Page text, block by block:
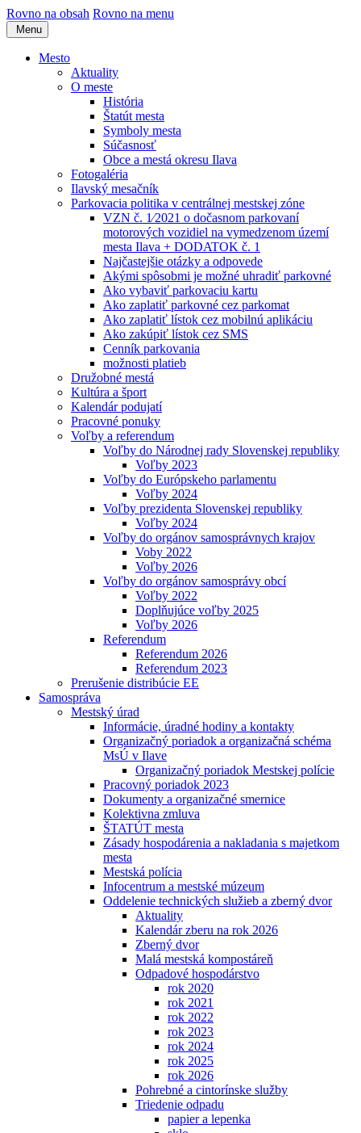
Rovno na obsah Rovno na menu
Menu
Mesto
Aktuality
O meste
História
Štatút mesta
Symboly mesta
Súčasnosť
Obce a mestá okresu Ilava
Fotogaléria
Ilavský mesačník
Parkovacia politika v centrálnej mestskej zóne
VZN č. 1⁄2021 o dočasnom parkovaní
motorových vozidiel na vymedzenom území
mesta Ilava + DODATOK č. 1
Najčastejšie otázky a odpovede
Akými spôsobmi je možné uhradiť parkovné
Ako vybaviť parkovaciu kartu
Ako zaplatiť parkovné cez parkomat
Ako zaplatiť lístok cez mobilnú aplikáciu
Ako zakúpiť lístok cez SMS
Cenník parkovania
možnosti platieb
Družobné mestá
Kultúra a šport
Kalendár podujatí
Pracovné ponuky
Voľby a referendum
Voľby do Národnej rady Slovenskej republiky
Voľby 2023
Voľby do Európskeho parlamentu
Voľby 2024
Voľby prezidenta Slovenskej republiky
Voľby 2024
Voľby do orgánov samosprávnych krajov
Voby 2022
Voľby 2026
Voľby do orgánov samosprávy obcí
Voľby 2022
Doplňujúce voľby 2025
Voľby 2026
Referendum
Referendum 2026
Referendum 2023
Prerušenie distribúcie EE
Samospráva
Mestský úrad
Informácie, úradné hodiny a kontakty
Organizačný poriadok a organizačná schéma
MsÚ v Ilave
Organizačný poriadok Mestskej polície
Pracovný poriadok 2023
Dokumenty a organizačné smernice
Kolektivna zmluva
ŠTATÚT mesta
Zásady hospodárenia a nakladania s majetkom
mesta
Mestská polícia
Infocentrum a mestské múzeum
Oddelenie technických služieb a zberný dvor
Aktuality
Kalendár zberu na rok 2026
Zberný dvor
Malá mestská kompostáreň
Odpadové hospodárstvo
rok 2020
rok 2021
rok 2022
rok 2023
rok 2024
rok 2025
rok 2026
Pohrebné a cintorínske služby
Triedenie odpadu
papier a lepenka